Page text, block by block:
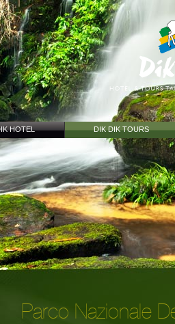
HOTEL DIK DIK TOURS
Parco Nazionale